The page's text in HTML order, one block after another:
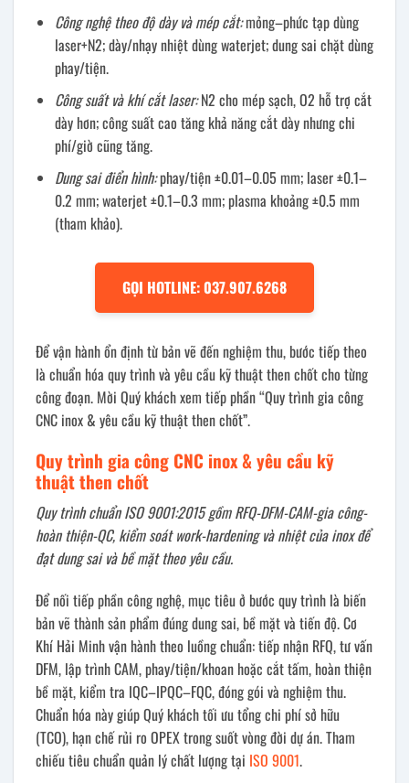
Công nghệ theo độ dày và mép cắt:mỏng–phức tạp dùng
laser+N2; dày/nhạy nhiệt dùng waterjet; dung sai chặt dùng
phay/tiện.
Công suất và khí cắt laser:N2 cho mép sạch, O2 hỗ trợ cắt
dày hơn; công suất cao tăng khả năng cắt dày nhưng chi
phí/giờ cũng tăng.
Dung sai điển hình:phay/tiện ±0.01–0.05 mm; laser ±0.1–
0.2 mm; waterjet ±0.1–0.3 mm; plasma khoảng ±0.5 mm
(tham khảo).
GỌI HOTLINE: 037.907.6268
Để vận hành ổn định từ bản vẽ đến nghiệm thu, bước tiếp theo
là chuẩn hóa quy trình và yêu cầu kỹ thuật then chốt cho từng
công đoạn. Mời Quý khách xem tiếp phần “Quy trình gia công
CNC inox & yêu cầu kỹ thuật then chốt”.
Quy trình gia công CNC inox & yêu cầu kỹ
thuật then chốt
Quy trình chuẩn ISO 9001:2015 gồm RFQ-DFM-CAM-gia công-
hoàn thiện-QC, kiểm soát work-hardening và nhiệt của inox để
đạt dung sai và bề mặt theo yêu cầu.
Để nối tiếp phần công nghệ, mục tiêu ở bước quy trình là biến
bản vẽ thành sản phẩm đúng dung sai, bề mặt và tiến độ. Cơ
Khí Hải Minh vận hành theo luồng chuẩn: tiếp nhận RFQ, tư vấn
DFM, lập trình CAM, phay/tiện/khoan hoặc cắt tấm, hoàn thiện
bề mặt, kiểm tra IQC–IPQC–FQC, đóng gói và nghiệm thu.
Chuẩn hóa này giúp Quý khách tối ưu tổng chi phí sở hữu
(TCO), hạn chế rủi ro OPEX trong suốt vòng đời dự án. Tham
chiếu tiêu chuẩn quản lý chất lượng tại ISO 9001.